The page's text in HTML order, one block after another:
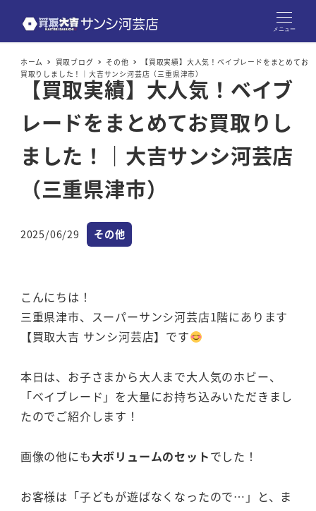
メニュー
ホーム 買取ブログ その他
【買取実績】大人気！ベイブレードをまとめてお
買取りしました！｜大吉サンシ河芸店（三重県津市）
【買取実績】大人気！ベイブ
レードをまとめてお買取りし
ました！｜大吉サンシ河芸店
（三重県津市）
投稿日
2025/06/29 カテゴリー
その他
こんにちは！
三重県津市、スーパーサンシ河芸店1階にあります
【買取大吉 サンシ河芸店】です
本日は、お子さまから大人まで大人気のホビー、
「ベイブレード」を大量にお持ち込みいただきまし
たのでご紹介します！
画像の他にも大ボリュームのセットでした！
お客様は「子どもが遊ばなくなったので…」と、ま